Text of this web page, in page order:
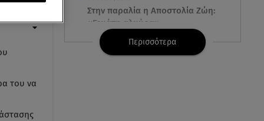
Στην παραλία η Αποστολία Ζώη:
«Γεμάτη αλμύρα»
06.08.26 , 22:10
Περισσότερα
του να